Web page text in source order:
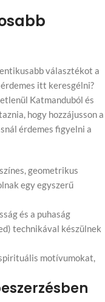
választékot a
itt keresgélni?
Katmanduból és
hogy hozzájusson a
érdemes figyelni a
geometrikus
egy egyszerű
és a puhaság
technikával készülnek
motívumokat,